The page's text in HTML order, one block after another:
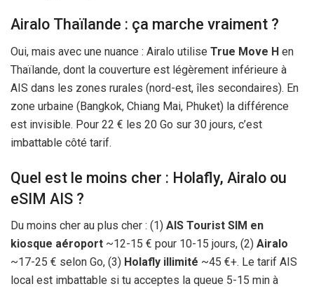
Airalo Thaïlande : ça marche vraiment ?
Oui, mais avec une nuance : Airalo utilise True Move H en
Thaïlande, dont la couverture est légèrement inférieure à
AIS dans les zones rurales (nord-est, îles secondaires). En
zone urbaine (Bangkok, Chiang Mai, Phuket) la différence
est invisible. Pour 22 € les 20 Go sur 30 jours, c’est
imbattable côté tarif.
Quel est le moins cher : Holafly, Airalo ou
eSIM AIS ?
Du moins cher au plus cher : (1) AIS Tourist SIM en
kiosque aéroport ~12-15 € pour 10-15 jours, (2) Airalo
~17-25 € selon Go, (3) Holafly illimité ~45 €+. Le tarif AIS
local est imbattable si tu acceptes la queue 5-15 min à